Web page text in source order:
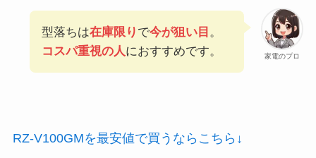
家電のプロ
型落ちは在庫限り で今が狙い目 。
コスパ重視の人におすすめです。
RZ-V100GMを最安値で買うならこちら↓